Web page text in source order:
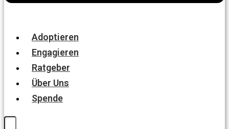
Adoptieren
Engagieren
Ratgeber
Über Uns
Spende